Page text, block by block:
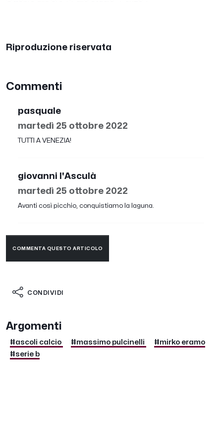
Riproduzione riservata
Commenti
pasquale
martedì 25 ottobre 2022
TUTTI A VENEZIA!
giovanni l'Asculà
martedì 25 ottobre 2022
Avanti così picchio, conquistiamo la laguna.
COMMENTA QUESTO ARTICOLO
CONDIVIDI
Argomenti
#ascoli calcio #massimo pulcinelli
#mirko eramo
#serie b